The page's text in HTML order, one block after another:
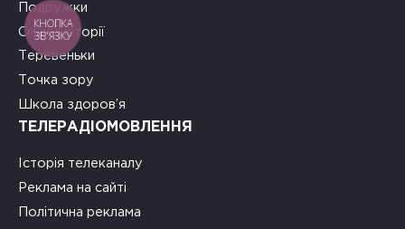
Подружки
Смачні історії
Теревеньки
Точка зору
Школа здоров’я
ТЕЛЕРАДІОМОВЛЕННЯ
Історія телеканалу
Реклама на сайті
Політична реклама
КНОПКА
ЗВ'ЯЗКУ